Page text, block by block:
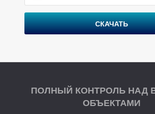
СКАЧАТЬ
ПОЛНЫЙ КОНТРОЛЬ НАД
ОБЪЕКТАМИ